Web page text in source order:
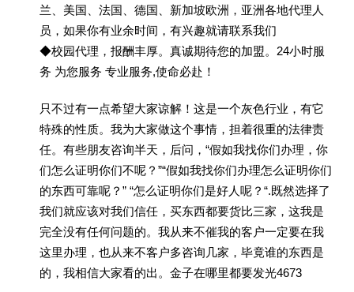
兰、美国、法国、德国、新加坡欧洲，亚洲各地代理人
员，如果你有业余时间，有兴趣就请联系我们
◆校园代理，报酬丰厚。真诚期待您的加盟。24小时服
务 为您服务 专业服务,使命必赴！
只不过有一点希望大家谅解！这是一个灰色行业，有它
特殊的性质。我为大家做这个事情，担着很重的法律责
任。有些朋友咨询半天，后问，“假如我找你们办理，你
们怎么证明你们不呢？”“假如我找你们办理怎么证明你们
的东西可靠呢？” “怎么证明你们是好人呢？“.既然选择了
我们就应该对我们信任，买东西都要货比三家，这我是
完全没有任何问题的。我从来不催我的客户一定要在我
这里办理，也从来不客户多咨询几家，毕竟谁的东西是
的，我相信大家看的出。金子在哪里都要发光4673